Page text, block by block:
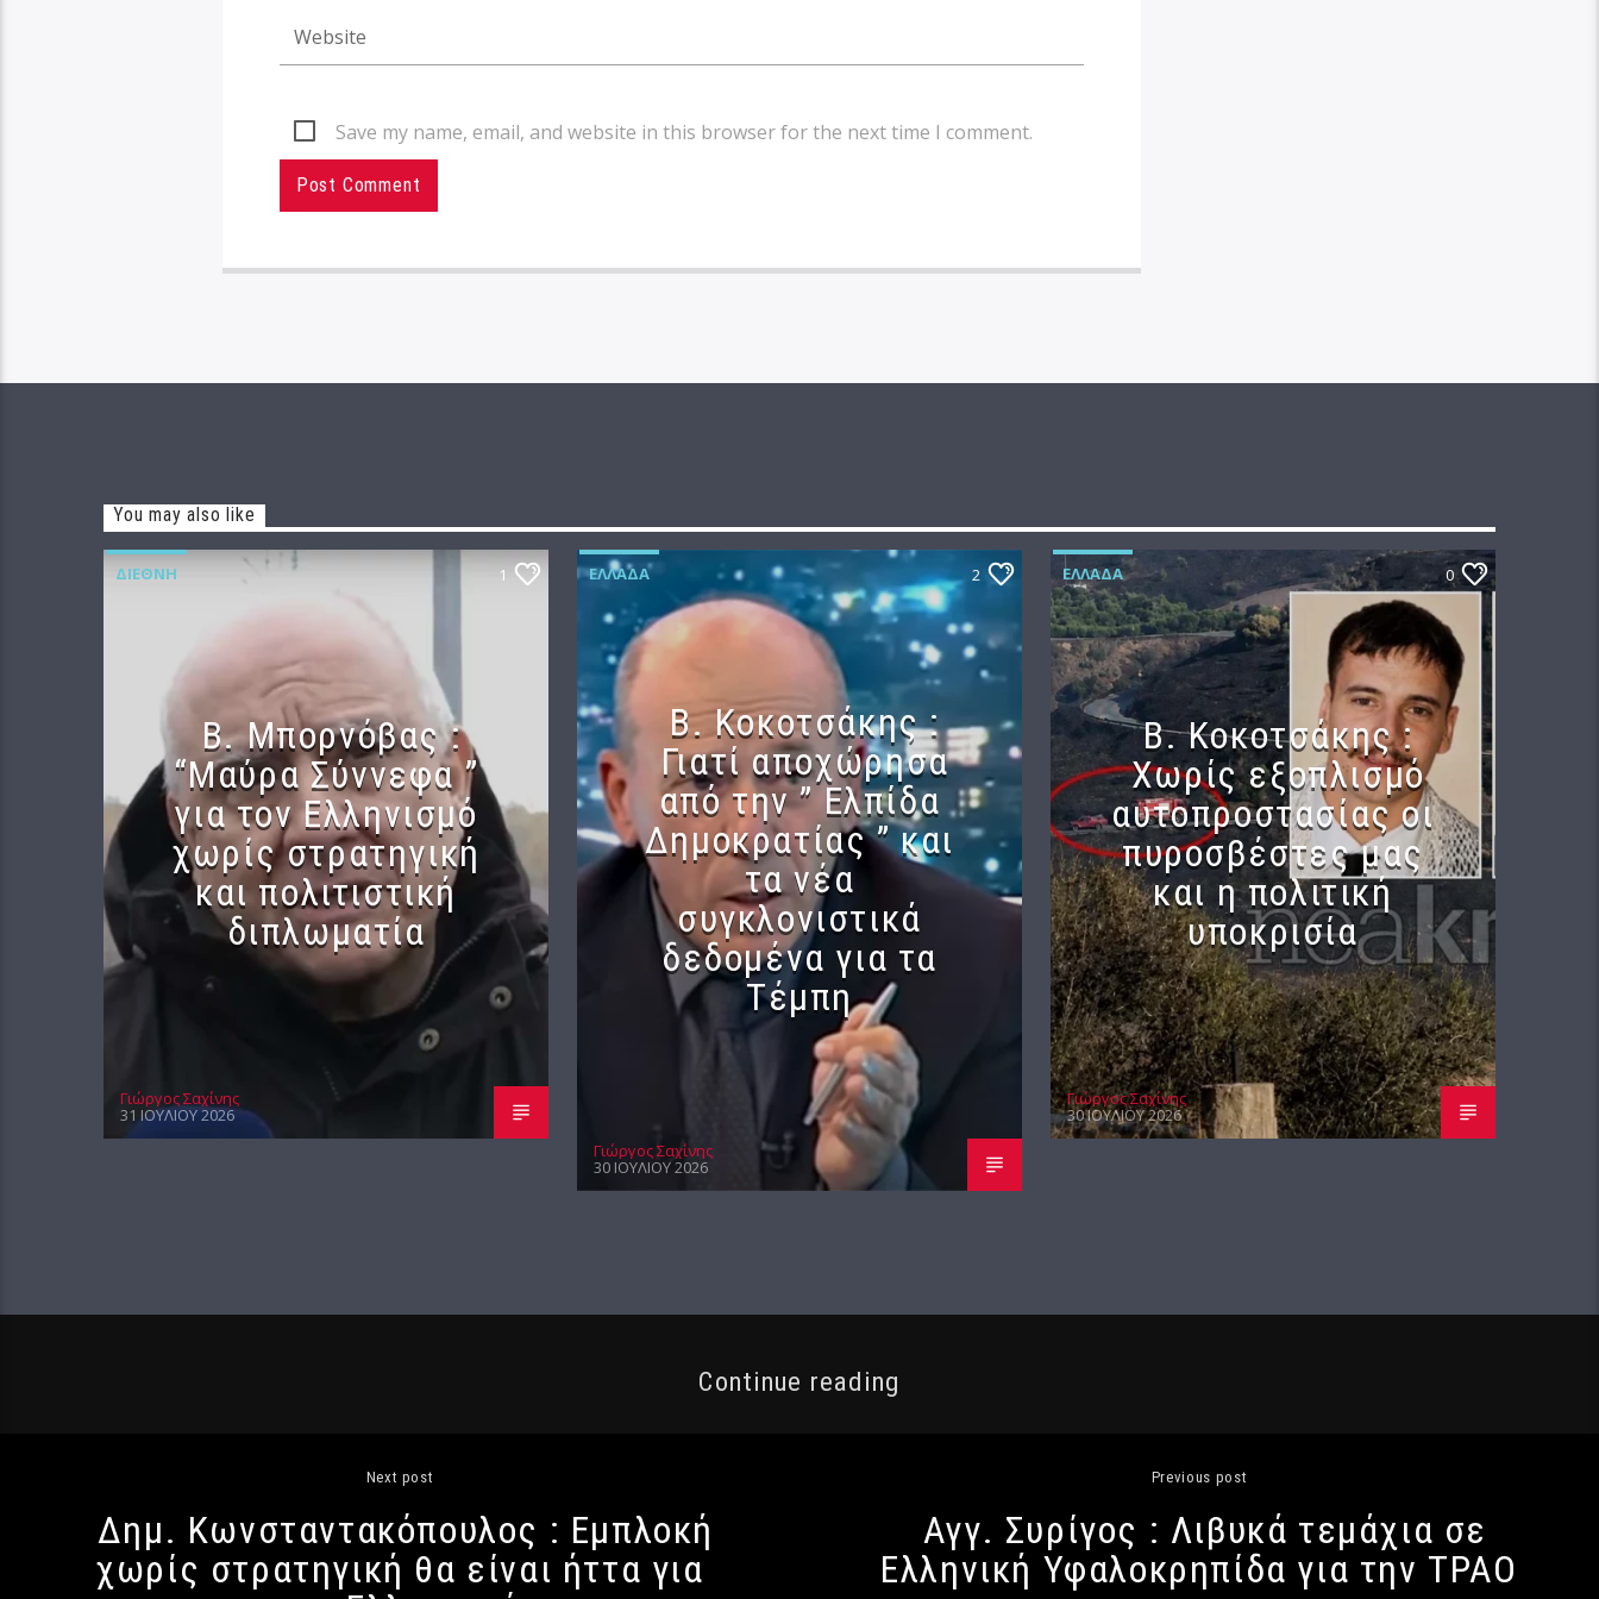
Save my name, email, and website in this browser for the next time I comment.
You may also like
ΔΙΕΘΝΉ 1
B. Μπορνόβας :
“Μαύρα Σύννεφα ”
για τον Ελληνισμό
χωρίς στρατηγική
και πολιτιστική
διπλωματία
Γιώργος Σαχίνης
31 ΙΟΥΛΊΟΥ 2026
ΕΛΛΆΔΑ 2
Β. Κοκοτσάκης :
Γιατί αποχώρησα
από την ” Ελπίδα
Δημοκρατίας ” και
τα νέα
συγκλονιστικά
δεδομένα για τα
Τέμπη
Γιώργος Σαχίνης
30 ΙΟΥΛΊΟΥ 2026
ΕΛΛΆΔΑ 0
Β. Κοκοτσάκης :
Χωρίς εξοπλισμό
αυτοπροστασίας οι
πυροσβέστες μας
και η πολιτική
υποκρισία
Γιώργος Σαχίνης
30 ΙΟΥΛΊΟΥ 2026
Continue reading
Next post
Δημ. Κωνσταντακόπουλος : Εμπλοκή
χωρίς στρατηγική θα είναι ήττα για
Previous post
Αγγ. Συρίγος : Λιβυκά τεμάχια σε
Ελληνική Υφαλοκρηπίδα για την ΤΡΑΟ